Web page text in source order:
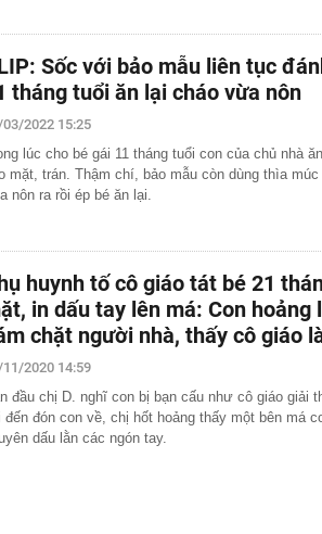
Sốc với bảo mẫu liên tục
tháng tuổi ăn lại cháo vừa nôn
03/2022 15:25
lúc cho bé gái 11 tháng tuổi con của chủ nhà
mặt, trán. Thậm chí, bảo mẫu còn dùng thìa
nôn ra rồi ép bé ăn lại.
huynh tố cô giáo tát bé 21
in dấu tay lên má: Con hoảng
chặt người nhà, thấy cô giáo
11/2020 14:59
đầu chị D. nghĩ con bị bạn cấu như cô giáo giải
đến đón con về, chị hốt hoảng thấy một bên má
dấu lằn các ngón tay.